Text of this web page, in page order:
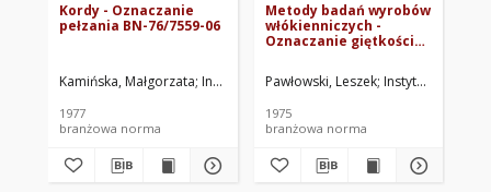
Kordy - Oznaczanie
pełzania BN-76/7559-06
Kamińska, Małgorzata Instytut Przemysłu Gumowego "Stomil". Oprac.
1977
branżowa norma
Metody badań wyrobów
włókienniczych -
Oznaczanie giętkości
impregnowanego BN-
74/7559-02
Pawłowski, Leszek Instytut
1975
branżowa norma